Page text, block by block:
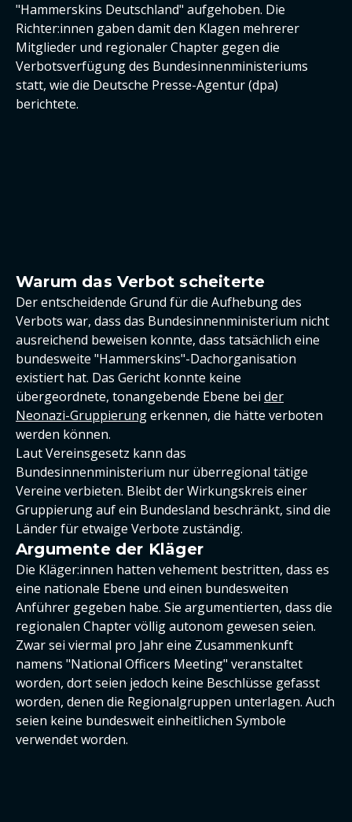
"Hammerskins Deutschland" aufgehoben. Die
Richter:innen gaben damit den Klagen mehrerer
Mitglieder und regionaler Chapter gegen die
Verbotsverfügung des Bundesinnenministeriums
statt, wie die Deutsche Presse-Agentur (dpa)
berichtete.
Warum das Verbot scheiterte
Der entscheidende Grund für die Aufhebung des
Verbots war, dass das Bundesinnenministerium nicht
ausreichend beweisen konnte, dass tatsächlich eine
bundesweite "Hammerskins"-Dachorganisation
existiert hat. Das Gericht konnte keine
übergeordnete, tonangebende Ebene bei der
Neonazi-Gruppierungerkennen, die hätte verboten
werden können.
Laut Vereinsgesetz kann das
Bundesinnenministerium nur überregional tätige
Vereine verbieten. Bleibt der Wirkungskreis einer
Gruppierung auf ein Bundesland beschränkt, sind die
Länder für etwaige Verbote zuständig.
Argumente der Kläger
Die Kläger:innen hatten vehement bestritten, dass es
eine nationale Ebene und einen bundesweiten
Anführer gegeben habe. Sie argumentierten, dass die
regionalen Chapter völlig autonom gewesen seien.
Zwar sei viermal pro Jahr eine Zusammenkunft
namens "National Officers Meeting" veranstaltet
worden, dort seien jedoch keine Beschlüsse gefasst
worden, denen die Regionalgruppen unterlagen. Auch
seien keine bundesweit einheitlichen Symbole
verwendet worden.